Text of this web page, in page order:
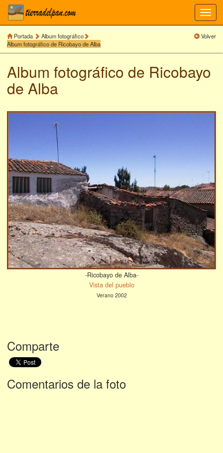
Portada
Album fotográfico
Album fotográfico de Ricobayo de Alba
Volver
Album fotográfico de Ricobayo
de Alba
-Ricobayo de Alba-
Vista del pueblo
Verano 2002
Comparte
Comentarios de la foto